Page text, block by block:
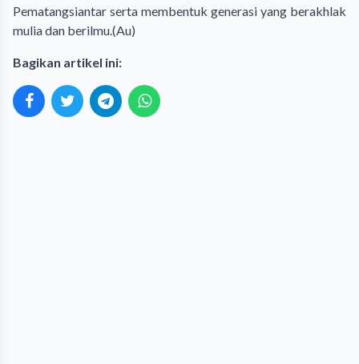
Pematangsiantar serta membentuk generasi yang berakhlak
mulia dan berilmu.(Au)
Bagikan artikel ini: